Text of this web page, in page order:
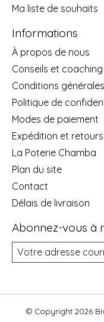
Ma liste de souhaits
Informations
À propos de nous
Conseils et
Conditions générales
Politique de
Modes de paiement
Expédition et retours
La Poterie Chamba
Plan du site
Contact
Délais de livraison
Abonnez-vous à
© Copyright 2026